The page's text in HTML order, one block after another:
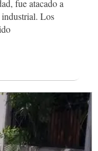
fue atacado a
industrial. Los